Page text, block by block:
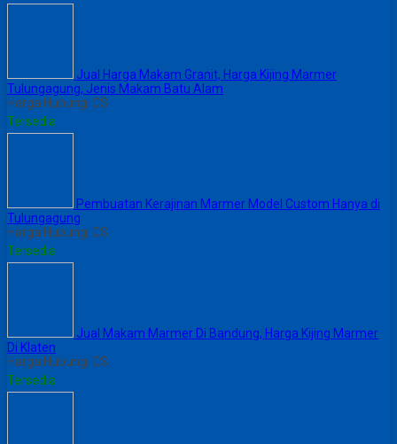
Jual Harga Makam Granit, Harga Kijing Marmer
Tulungagung, Jenis Makam Batu Alam
Harga Hubungi CS
Tersedia
Pembuatan Kerajinan Marmer Model Custom Hanya di
Tulungagung
Harga Hubungi CS
Tersedia
Jual Makam Marmer Di Bandung, Harga Kijing Marmer
Di Klaten
Harga Hubungi CS
Tersedia